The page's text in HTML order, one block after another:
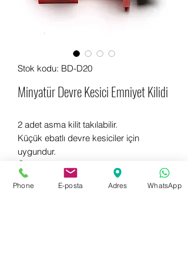
Stok kodu: BD-D20
Minyatür Devre Kesici Emniyet Kilidi
2 adet asma kilit takılabilir.
Küçük ebatlı devre kesiciler için
uygundur.
Ölçüler: 7 - 15mm aralığında
Phone E-posta Adres WhatsApp